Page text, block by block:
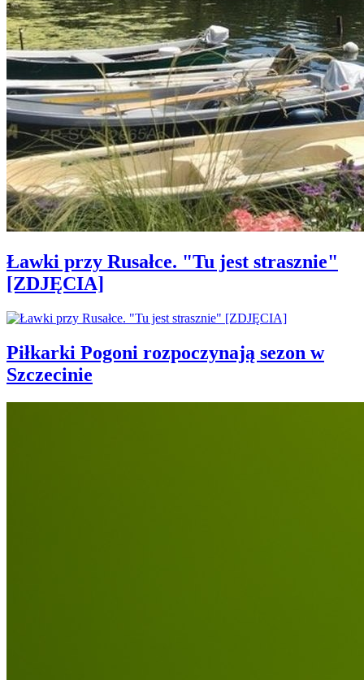
Ławki przy Rusałce. "Tu jest strasznie"
[ZDJĘCIA]
Piłkarki Pogoni rozpoczynają sezon w
Szczecinie